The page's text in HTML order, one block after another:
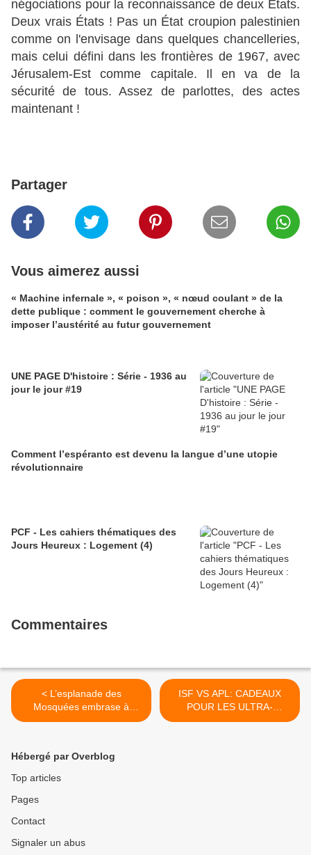
négociations pour la reconnaissance de deux États.
Deux vrais États ! Pas un État croupion palestinien
comme on l'envisage dans quelques chancelleries,
mais celui défini dans les frontières de 1967, avec
Jérusalem-Est comme capitale. Il en va de la
sécurité de tous. Assez de parlottes, des actes
maintenant !
Partager
Vous aimerez aussi
« Machine infernale », « poison », « nœud coulant » de la
dette publique : comment le gouvernement cherche à
imposer l’austérité au futur gouvernement
UNE PAGE D'histoire : Série - 1936 au
jour le jour #19
Comment l’espéranto est devenu la langue d’une utopie
révolutionnaire
PCF - Les cahiers thématiques des
Jours Heureux : Logement (4)
Commentaires
< L’esplanade des
Mosquées embrase à
nouveau le conflit israélo-
Juillet 2017)
ISF VS APL: CADEAUX
POUR LES ULTRA-
RICHES, PONCTIONS SUR
Hébergé par Overblog
Top articles
Pages
Contact
Signaler un abus